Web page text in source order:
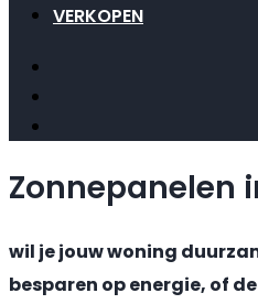
VERKOPEN
Zonnepanelen
wil je jouw woning
besparen op energie, of